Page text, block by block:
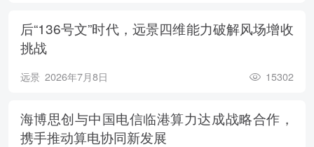
后“136号文”时代，远景四维能力破解风场增收
挑战
远景 2026年7月8日 15302
海博思创与中国电信临港算力达成战略合作，
携手推动算电协同新发展